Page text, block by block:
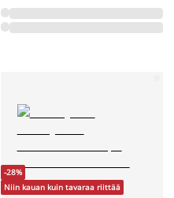
-28%
Niin kauan kuin tavaraa riittää